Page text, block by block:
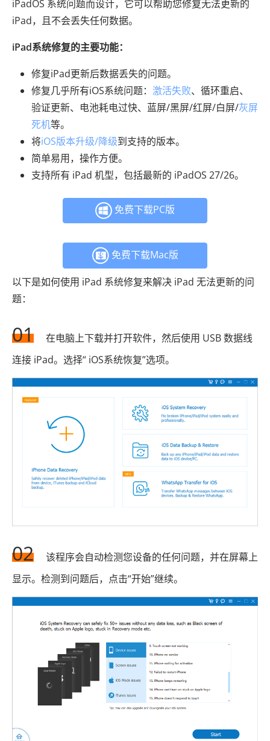
iPadOS 系统问题而设计，它可以帮助您修复无法更新的
iPad，且不会丢失任何数据。
iPad系统修复的主要功能：
修复iPad更新后数据丢失的问题。
修复几乎所有iOS系统问题： 激活失败、循环重启、
验证更新、电池耗电过快、蓝屏/黑屏/红屏/白屏/灰屏
死机等。
将iOS版本升级/降级到支持的版本。
简单易用，操作方便。
支持所有 iPad 机型，包括最新的 iPadOS 27/26。
免费下载PC版
免费下载Mac版
以下是如何使用 iPad 系统修复来解决 iPad 无法更新的问
题：
01
在电脑上下载并打开软件，然后使用 USB 数据线
连接 iPad。选择“ iOS系统恢复”选项。
02
该程序会自动检测您设备的任何问题，并在屏幕上
显示。检测到问题后，点击“开始”继续。